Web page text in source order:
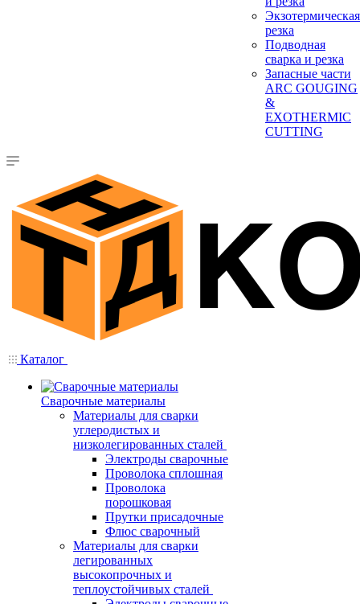
Экзотермическая
резка
Подводная
сварка и резка
Запасные части
ARC GOUGING
&
EXOTHERMIC
CUTTING
Каталог
Сварочные материалы
Материалы для сварки
углеродистых и
низколегированных сталей
Электроды сварочные
Проволока сплошная
Проволока
порошковая
Прутки присадочные
Флюс сварочный
Материалы для сварки
легированных
высокопрочных и
теплоустойчивых сталей